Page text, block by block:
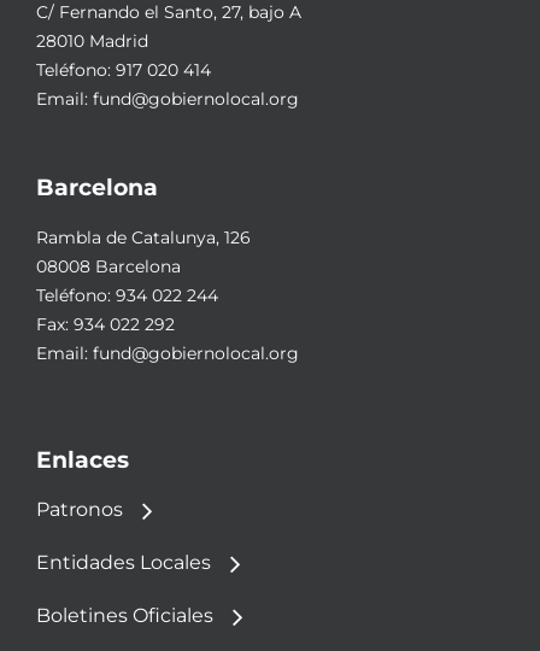
C/ Fernando el Santo, 27, bajo A
28010 Madrid
Teléfono: 917 020 414
Email: fund@gobiernolocal.org
Barcelona
Rambla de Catalunya, 126
08008 Barcelona
Teléfono: 934 022 244
Fax: 934 022 292
Email: fund@gobiernolocal.org
Enlaces
Patronos
Entidades Locales
Boletines Oficiales